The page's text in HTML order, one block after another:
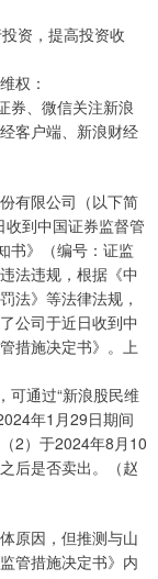
资，提高投资收
权：
、微信关注新浪
客户端、新浪财经
有限公司（以下简
收到中国证券监督管
书》（编号：证监
法违规，根据《中
法》等法律法规，
公司于近日收到中
措施决定书》。上
可通过“新浪股民维
年1月29日期间
2）于2024年8月10
后是否卖出。（赵
原因，但推测与山
管措施决定书》内